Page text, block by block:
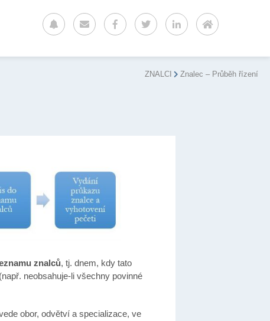
ZNALCI Znalec – Průběh řízení
znalců, tj. dnem, kdy tato
neobsahuje-li všechny povinné
obor, odvětví a specializace, ve